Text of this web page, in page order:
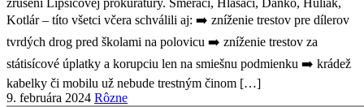
9. februára 2024 Rôzne